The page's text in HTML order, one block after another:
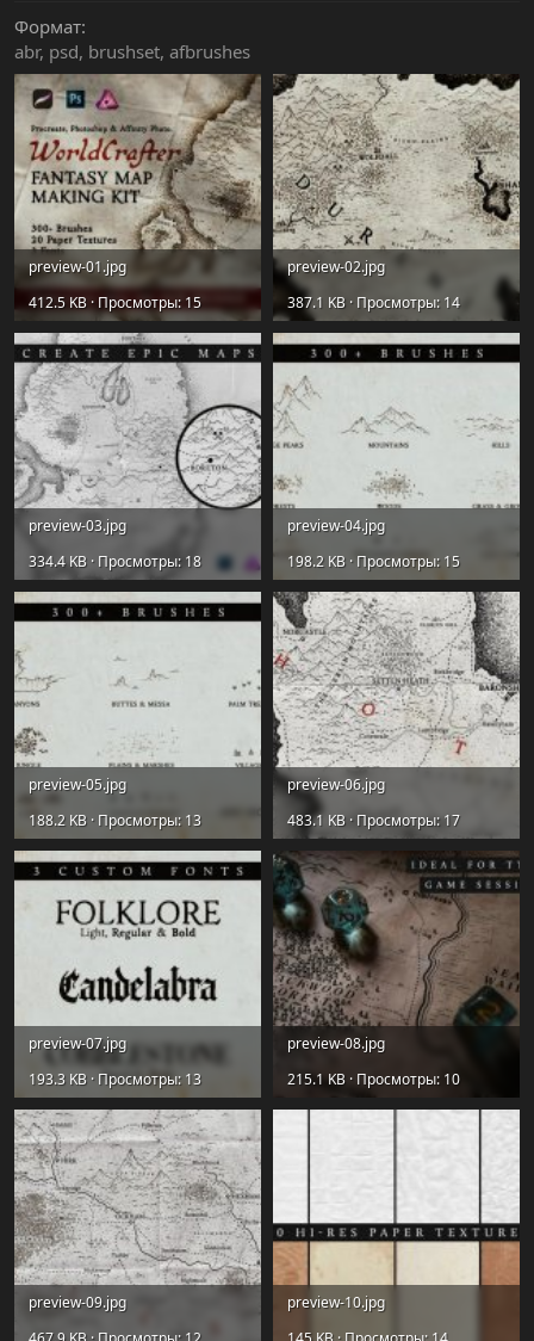
Формат
abr psd brushset afbrushes
preview-01.jpg
412.5 KB · Просмотры: 15
preview-02.jpg
387.1 KB · Просмотры: 14
preview-03.jpg
334.4 KB · Просмотры: 18
preview-04.jpg
198.2 KB · Просмотры: 15
preview-05.jpg
188.2 KB · Просмотры: 13
preview-06.jpg
483.1 KB · Просмотры: 17
preview-07.jpg
193.3 KB · Просмотры: 13
preview-08.jpg
215.1 KB · Просмотры: 10
preview-09.jpg
preview-10.jpg